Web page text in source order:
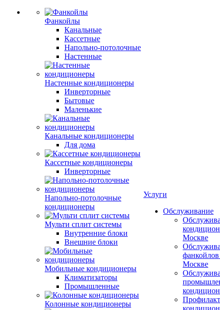
Фанкойлы
Канальные
Кассетные
Напольно-потолочные
Настенные
Настенные кондиционеры
Инверторные
Бытовые
Маленькие
Канальные кондиционеры
Для дома
Кассетные кондиционеры
Инверторные
Напольно-потолочные
кондиционеры
Мульти сплит системы
Внутренние блоки
Внешние блоки
Мобильные кондиционеры
Климатизаторы
Промышленные
Колонные кондиционеры
Услуги
Обслуживание
Москве
Москве